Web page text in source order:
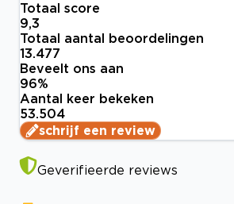
Totaal score
9,3
Totaal aantal beoordelingen
13.477
Beveelt ons aan
96%
Aantal keer bekeken
53.504
schrijf een review
Geverifieerde reviews